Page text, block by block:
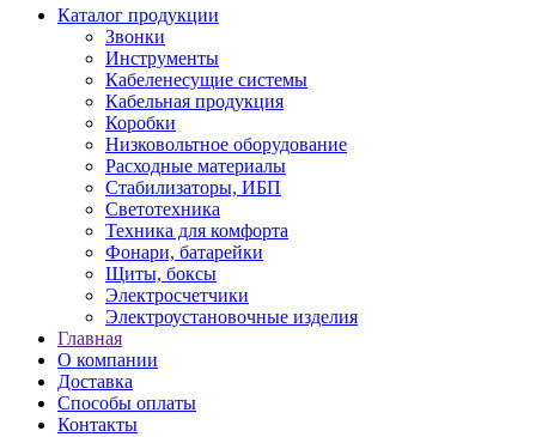
Каталог продукции
Звонки
Инструменты
Кабеленесущие системы
Кабельная продукция
Коробки
Низковольтное оборудование
Расходные материалы
Стабилизаторы, ИБП
Светотехника
Техника для комфорта
Фонари, батарейки
Щиты, боксы
Электросчетчики
Электроустановочные изделия
Главная
О компании
Доставка
Способы оплаты
Контакты